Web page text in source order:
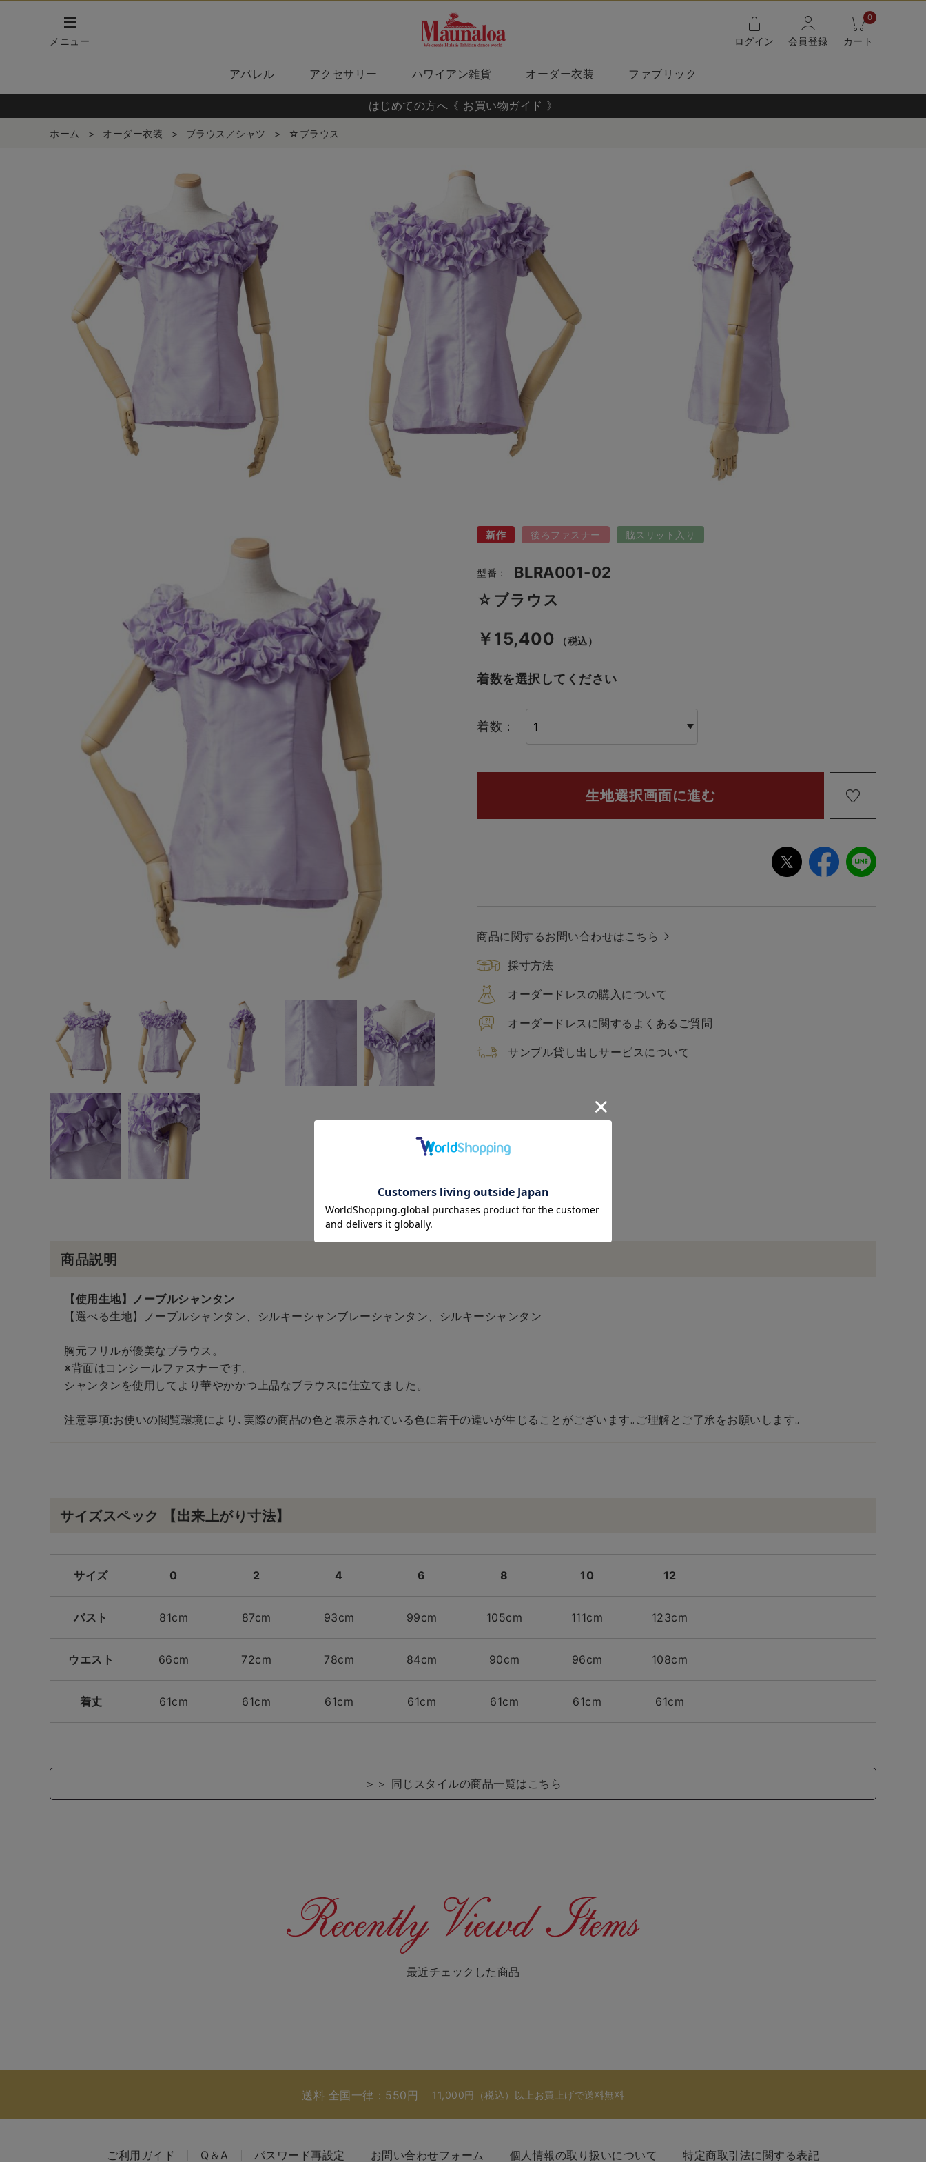
メニュー ログイン 会員登録
0
カート
アパレル アクセサリー ハワイアン雑貨 オーダー衣装 ファブリック
はじめての方へ《 お買い物ガイド 》
ホーム > オーダー衣装 > ブラウス／シャツ > ☆ブラウス
新作 後ろファスナー 脇スリット入り
型番：
BLRA001-02
☆ブラウス
￥15,400 （税込）
着数を選択してください
着数：
商品に関するお問い合わせはこちら
採寸方法
オーダードレスの購入について
オーダードレスに関するよくあるご質問
サンプル貸し出しサービスについて
商品説明
【使用生地】ノーブルシャンタン
【選べる生地】ノーブルシャンタン、シルキーシャンブレーシャンタン、シルキーシャンタン
胸元フリルが優美なブラウス。
※背面はコンシールファスナーです。
シャンタンを使用してより華やかかつ上品なブラウスに仕立てました。
注意事項:お使いの閲覧環境により､実際の商品の色と表示されている色に若干の違いが生じることがございます｡ご理解とご了承をお願いします｡
サイズスペック 【出来上がり寸法】
サイズ 0 2 4 6 8 10 12
バスト 81cm 87cm 93cm 99cm 105cm 111cm 123cm
ウエスト 66cm 72cm 78cm 84cm 90cm 96cm 108cm
着丈 61cm 61cm 61cm 61cm 61cm 61cm 61cm
＞＞ 同じスタイルの商品一覧はこちら
最近チェックした商品
送料 全国一律：550円 11,000円（税込）以上お買上げで送料無料
ご利用ガイド Q＆A パスワード再設定 お問い合わせフォーム 個人情報の取り扱いについて 特定商取引法に関する表記